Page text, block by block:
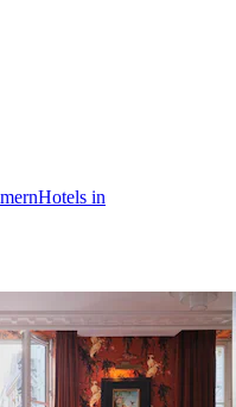
Hotels in